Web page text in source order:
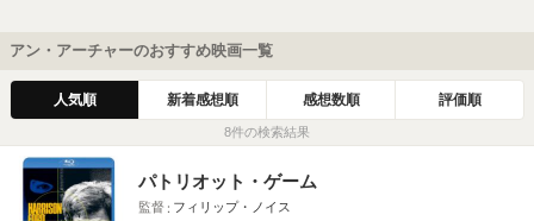
アン・アーチャーのおすすめ映画一覧
人気順 新着感想順 感想数順 評価順
8件の検索結果
パトリオット・ゲーム
監督 フィリップ・ノイス